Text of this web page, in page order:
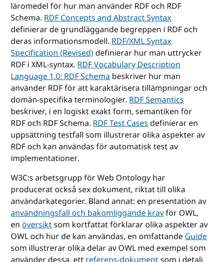
läromedel för hur man använder RDF och RDF
Schema.RDF Concepts and Abstract Syntax
definierar de grundläggande begreppen i RDF och
deras informationsmodell.RDF/XML Syntax
Specification (Revised)definierar hur man uttrycker
RDF i XML-syntax.RDF Vocabulary Description
Language 1.0: RDF Schemabeskriver hur man
använder RDF för att karaktärisera tillämpningar och
domän-specifika terminologier.RDF Semantics
beskriver, i en logiskt exakt form, semantiken för
RDF och RDF Schema.RDF Test Casesdefinierar en
uppsättning testfall som illustrerar olika aspekter av
RDF och kan användas för automatisk test av
implementationer.
W3C:s arbetsgrupp för Web Ontology har
producerat också sex dokument, riktat till olika
användarkategorier. Bland annat: en presentation av
användningsfall och bakomliggande kravför OWL,
enöversiktsom kortfattat förklarar olika aspekter av
OWL och hur de kan användas, en omfattandeGuide
som illustrerar olika delar av OWL med exempel som